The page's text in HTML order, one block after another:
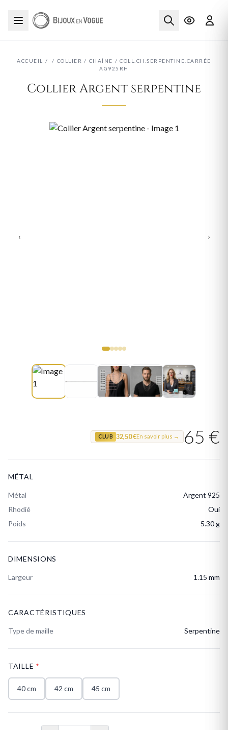
ACCUEIL / / COLLIER / CHAÎNE / COLL.CH.SERPENTINE.CARRÉE
AG925RH
Collier Argent serpentine
‹ ›
CLUB 32,50 €En savoir plus → 65 €
MÉTAL
Métal
Argent 925
Rhodié
Oui
Poids
5.30 g
DIMENSIONS
Largeur 1.15 mm
CARACTÉRISTIQUES
Type de maille Serpentine
TAILLE *
40 cm 42 cm 45 cm